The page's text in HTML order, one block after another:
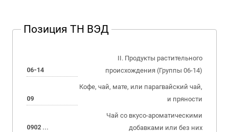
Позиция ТН ВЭД
06-14
II. Продукты растительного
происхождения (Группы 06-14)
09
Кофе, чай, мате, или парагвайский чай,
и пряности
0902 ...
Чай со вкусо-ароматическими
добавками или без них